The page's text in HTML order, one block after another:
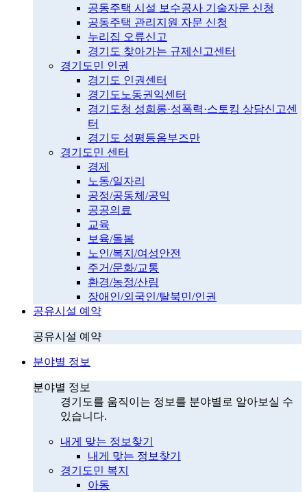
공동주택 시설 보수공사 기술자문 신청
공동주택 관리지원 자문 신청
누리집 오류신고
경기도 찾아가는 규제신고센터
경기도민 인권
경기도 인권센터
경기도노동권익센터
경기도청 성희롱·성폭력·스토킹 상담신고센
터
경기도 성평등옴부즈만
경기도민 센터
경제
노동/일자리
공정/공동체/공익
공공의료
교육
보육/돌봄
노인/복지/여성안전
주거/문화/교통
환경/농정/산림
장애인/외국인/탈북민/인권
공유시설 예약
공유시설 예약
분야별 정보
분야별 정보
경기도를 움직이는 정보를 분야별로 알아보실 수
있습니다.
내게 맞는 정보찾기
내게 맞는 정보찾기
경기도민 복지
아동